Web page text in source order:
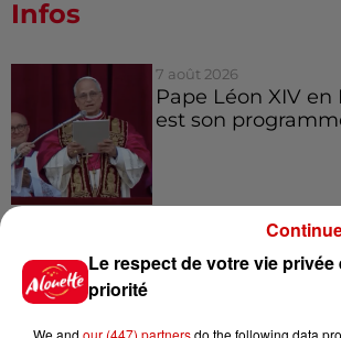
Infos
7 août 2026
Pape Léon XIV en
est son
Limoges : un
blessé dans un
Le respect de votre vie privée
priorité
We and our (447) partnersdo the following data